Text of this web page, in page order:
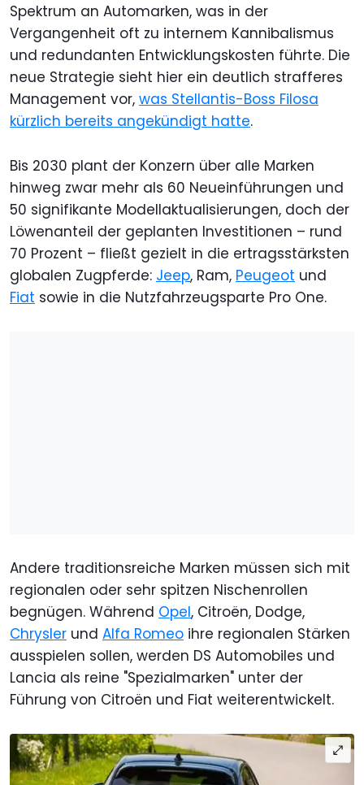
Spektrum an Automarken, was in der
Vergangenheit oft zu internem Kannibalismus
und redundanten Entwicklungskosten führte. Die
neue Strategie sieht hier ein deutlich strafferes
Management vor, was Stellantis-Boss Filosa
kürzlich bereits angekündigt hatte.
Bis 2030 plant der Konzern über alle Marken
hinweg zwar mehr als 60 Neueinführungen und
50 signifikante Modellaktualisierungen, doch der
Löwenanteil der geplanten Investitionen – rund
70 Prozent – fließt gezielt in die ertragsstärksten
globalen Zugpferde: Jeep, Ram, Peugeot und
Fiat sowie in die Nutzfahrzeugsparte Pro One.
Andere traditionsreiche Marken müssen sich mit
regionalen oder sehr spitzen Nischenrollen
begnügen. Während Opel, Citroën, Dodge,
Chrysler und Alfa Romeo ihre regionalen Stärken
ausspielen sollen, werden DS Automobiles und
Lancia als reine "Spezialmarken" unter der
Führung von Citroën und Fiat weiterentwickelt.